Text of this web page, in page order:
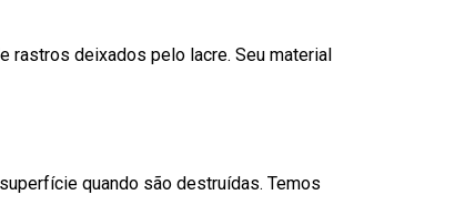
rastros deixados pelo lacre. Seu material
quando são destruídas. Temos